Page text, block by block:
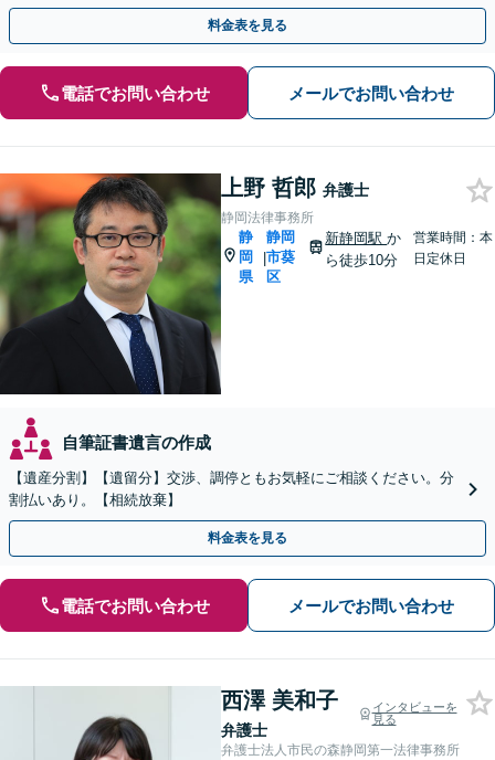
間相談可】登記・税の申告などアフターフォローも対応
料金表を見る
電話でお問い合わせ メールでお問い合わせ
上野 哲郎 弁護士
静岡法律事務所
静
岡
県
|
静岡
市葵
区
新静岡駅か
ら徒歩10分
営業時間：本
日定休日
自筆証書遺言の作成
【遺産分割】【遺留分】交渉、調停ともお気軽にご相談ください。分
割払いあり。【相続放棄】
料金表を見る
電話でお問い合わせ メールでお問い合わせ
西澤 美和子
弁護士
インタビューを
見る
弁護士法人市民の森静岡第一法律事務所